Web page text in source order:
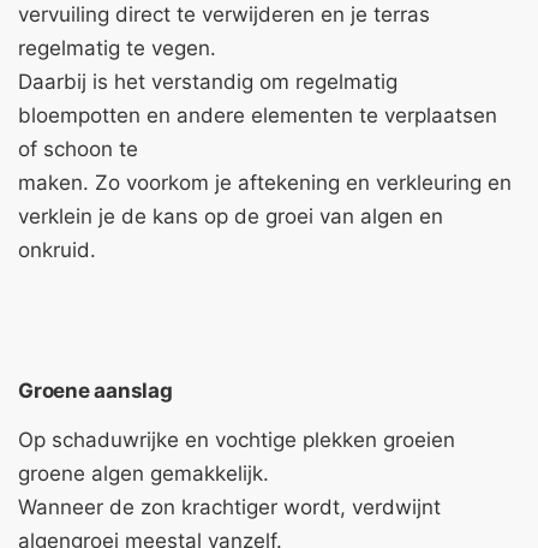
vervuiling direct te verwijderen en je terras
regelmatig te vegen.
Daarbij is het verstandig om regelmatig
bloempotten en andere elementen te verplaatsen
of schoon te
maken. Zo voorkom je aftekening en verkleuring en
verklein je de kans op de groei van algen en
onkruid.
Groene aanslag
Op schaduwrijke en vochtige plekken groeien
groene algen gemakkelijk.
Wanneer de zon krachtiger wordt, verdwijnt
algengroei meestal vanzelf.